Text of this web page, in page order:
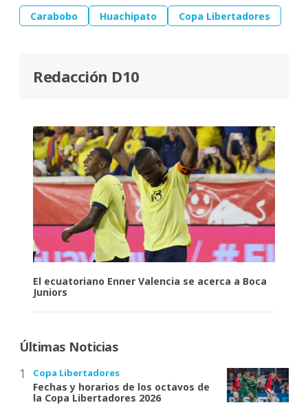
Carabobo Huachipato Copa Libertadores
Redacción D10
El ecuatoriano Enner Valencia se acerca a Boca
Juniors
Últimas Noticias
Copa Libertadores
Fechas y horarios de los octavos de
la Copa Libertadores 2026